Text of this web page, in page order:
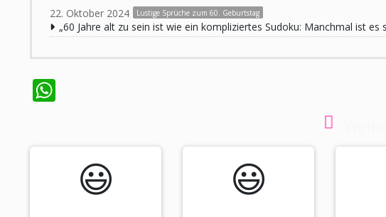
22. Oktober 2024
Lustige Sprüche zum 60. Geburtstag
„60 Jahre alt zu sein ist wie ein kompliziertes Sudoku: Manchmal ist
😃️ 😃️